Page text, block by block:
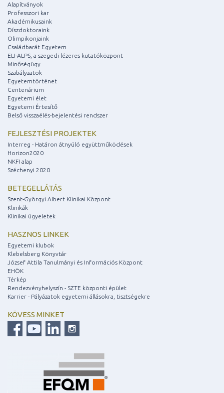
Alapítványok
Professzori kar
Akadémikusaink
Díszdoktoraink
Olimpikonjaink
Családbarát Egyetem
ELI-ALPS, a szegedi lézeres kutatóközpont
Minőségügy
Szabályzatok
Egyetemtörténet
Centenárium
Egyetemi élet
Egyetemi Értesítő
Belső visszaélés-bejelentési rendszer
FEJLESZTÉSI PROJEKTEK
Interreg - Határon átnyúló együttműködések
Horizon2020
NKFI alap
Széchenyi 2020
BETEGELLÁTÁS
Szent-Györgyi Albert Klinikai Központ
Klinikák
Klinikai ügyeletek
HASZNOS LINKEK
Egyetemi klubok
Klebelsberg Könyvtár
József Attila Tanulmányi és Információs Központ
EHÖK
Térkép
Rendezvényhelyszín - SZTE központi épület
Karrier - Pályázatok egyetemi állásokra, tisztségekre
KÖVESS MINKET